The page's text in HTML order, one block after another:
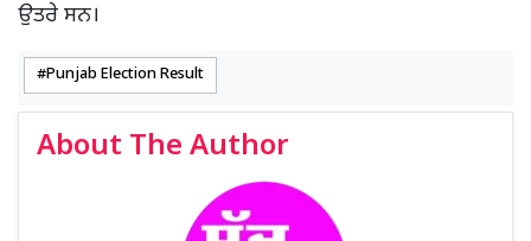
ਉਤਰੇ ਸਨ।
Punjab Election Result
About The Author